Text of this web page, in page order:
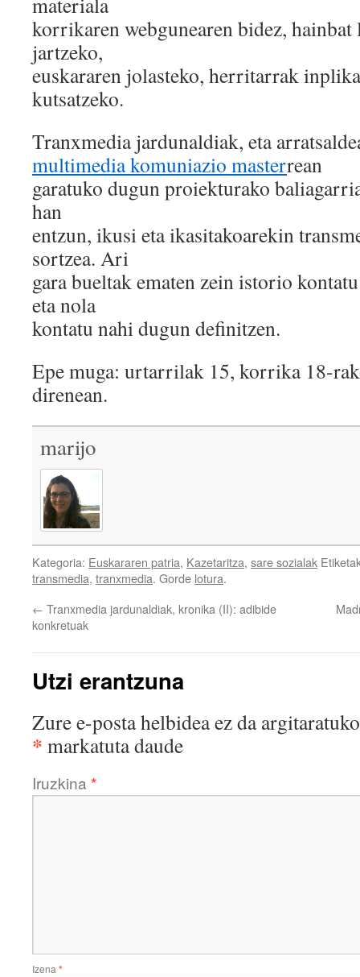
korrikaren webgunearen bidez, hainbat
jartzeko,
euskararen jolasteko, herritarrak
kutsatzeko.
Tranxmedia jardunaldiak, eta
multimedia komuniazio masterrean
garatuko dugun proiekturako
han
entzun, ikusi eta ikasitakoarekin
sortzea. Ari
gara bueltak ematen zein istorio
eta nola
kontatu nahi dugun definitzen.
Epe muga: urtarrilak 15, korrika 18-
direnean.
marijo
Kategoria: Euskararen patria, Kazetaritza, sare sozialak
transmedia, tranxmedia. Gorde lotura.
← Tranxmedia jardunaldiak, kronika (II): adibide
konkretuak
Utzi erantzuna
Zure e-posta helbidea ez da
* markatuta daude
Iruzkina *
Izena *